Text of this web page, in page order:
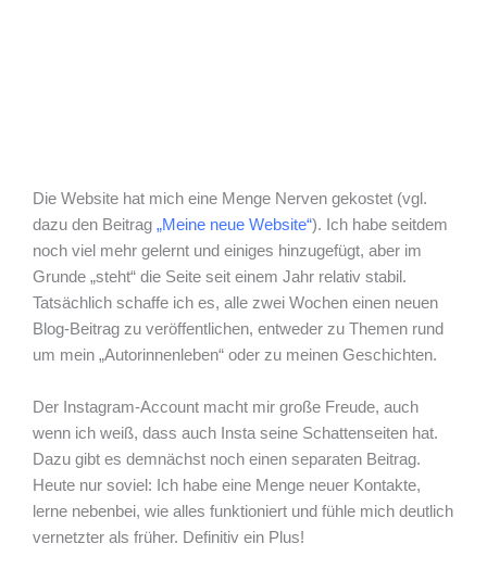
Die Website hat mich eine Menge Nerven gekostet (vgl.
dazu den Beitrag „Meine neue Website“). Ich habe seitdem
noch viel mehr gelernt und einiges hinzugefügt, aber im
Grunde „steht“ die Seite seit einem Jahr relativ stabil.
Tatsächlich schaffe ich es, alle zwei Wochen einen neuen
Blog-Beitrag zu veröffentlichen, entweder zu Themen rund
um mein „Autorinnenleben“ oder zu meinen Geschichten.
Der Instagram-Account macht mir große Freude, auch
wenn ich weiß, dass auch Insta seine Schattenseiten hat.
Dazu gibt es demnächst noch einen separaten Beitrag.
Heute nur soviel: Ich habe eine Menge neuer Kontakte,
lerne nebenbei, wie alles funktioniert und fühle mich deutlich
vernetzter als früher. Definitiv ein Plus!